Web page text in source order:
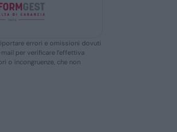
errori e omissioni dovuti
per verificare l’effettiva
o incongruenze, che non